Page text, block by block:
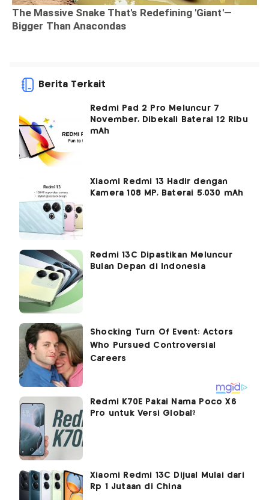
Berita Terkait
Redmi Pad 2 Pro Meluncur 7
November, Dibekali Baterai 12 Ribu
mAh
Xiaomi Redmi 13 Hadir dengan
Kamera 108 MP, Baterai 5.030 mAh
Redmi 13C Dipastikan Meluncur
Bulan Depan di Indonesia
Redmi K70E Pakai Nama Poco X6
Pro untuk Versi Global?
Xiaomi Redmi 13C Dijual Mulai dari
Rp 1 Jutaan di China